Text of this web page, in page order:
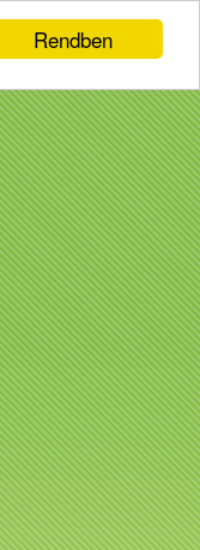
Rendben